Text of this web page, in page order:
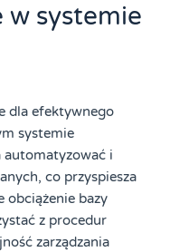
w systemie
dla efektywnego
systemie
i
co przyspiesza
obciążenie bazy
z procedur
zarządzania